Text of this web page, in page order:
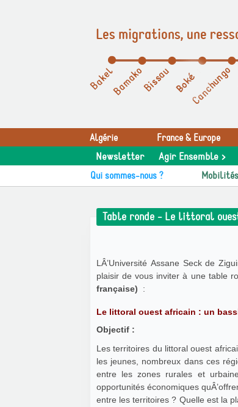
Les migrations, une
Algérie France & Europe
Newsletter Agir Ensemble >
Qui sommes-nous ?
Table ronde - Le littoral
LÂ’Université Assane Seck de
plaisir de vous inviter à une table
française)
:
Le littoral ouest africain : un
Objectif :
Les territoires du littoral ouest
les jeunes, nombreux dans ces
entre les zones rurales et
opportunités économiques
entre les territoires ? Quelle est la